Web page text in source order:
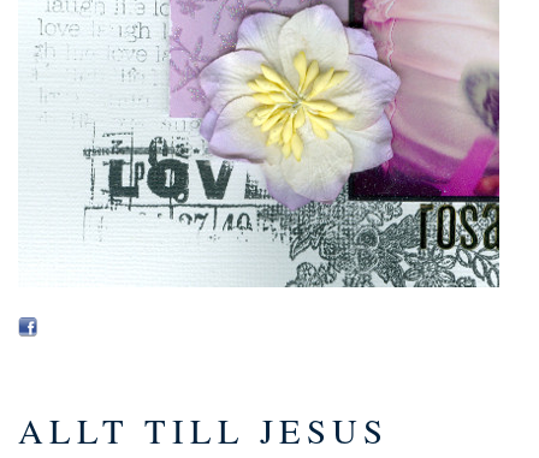
ALLT TILL JESUS